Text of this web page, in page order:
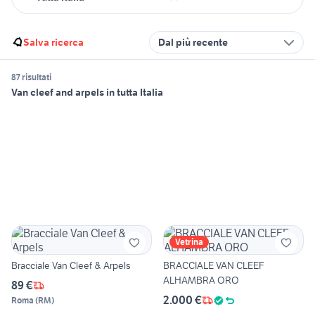
Salva ricerca Dal più recente
87 risultati
Van cleef and arpels in tutta Italia
Bracciale Van Cleef & Arpels
89 €
Roma (RM)
Vetrina
BRACCIALE VAN CLEEF
ALHAMBRA ORO
2.000 €